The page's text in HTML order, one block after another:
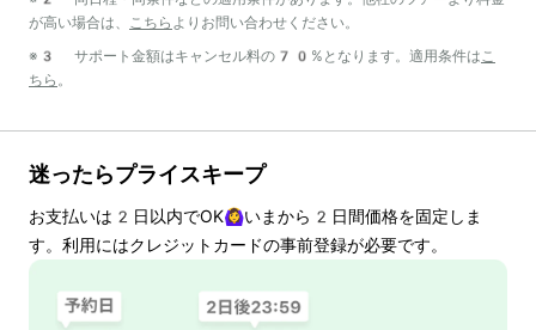
が高い場合は、
こちら よりお問い合わせください。
※3 サポート金額はキャンセル料の70%となります。適用条件は こ
ちら 。
迷ったらプライスキープ
お支払いは 2 日以内でOK🙆‍♀️いまから 2 日間価格を固定しま
す。利用にはクレジットカードの事前登録が必要です。